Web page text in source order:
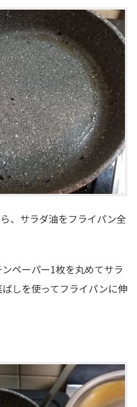
、サラダ油をフライパン全
ペーパー1枚を丸めてサラ
しを使ってフライパンに伸